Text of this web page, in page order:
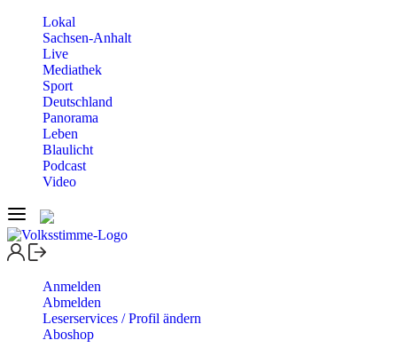
Lokal
Sachsen-Anhalt
Live
Mediathek
Sport
Deutschland
Panorama
Leben
Blaulicht
Podcast
Video
Anmelden
Abmelden
Leserservices / Profil ändern
Aboshop